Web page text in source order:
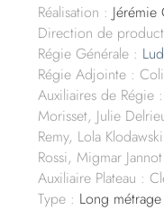
Réalisation : Jérémie
Direction de
Régie Générale :
Régie Adjointe :
Auxiliaires de Régie
Morisset, Julie
Remy, Lola
Rossi, Migmar Jannot
Auxiliaire Plateau :
Type : Long métrage